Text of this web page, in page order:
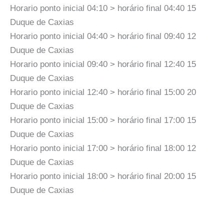
Horario ponto inicial 04:10 > horário final 04:40 15
Duque de Caxias
Horario ponto inicial 04:40 > horário final 09:40 12
Duque de Caxias
Horario ponto inicial 09:40 > horário final 12:40 15
Duque de Caxias
Horario ponto inicial 12:40 > horário final 15:00 20
Duque de Caxias
Horario ponto inicial 15:00 > horário final 17:00 15
Duque de Caxias
Horario ponto inicial 17:00 > horário final 18:00 12
Duque de Caxias
Horario ponto inicial 18:00 > horário final 20:00 15
Duque de Caxias